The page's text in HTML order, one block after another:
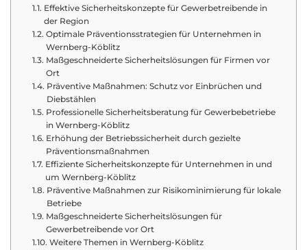
Effektive Sicherheitskonzepte für Gewerbetreibende in
der Region
Optimale Präventionsstrategien für Unternehmen in
Wernberg-Köblitz
Maßgeschneiderte Sicherheitslösungen für Firmen vor
Ort
Präventive Maßnahmen: Schutz vor Einbrüchen und
Diebstählen
Professionelle Sicherheitsberatung für Gewerbebetriebe
in Wernberg-Köblitz
Erhöhung der Betriebssicherheit durch gezielte
Präventionsmaßnahmen
Effiziente Sicherheitskonzepte für Unternehmen in und
um Wernberg-Köblitz
Präventive Maßnahmen zur Risikominimierung für lokale
Betriebe
Maßgeschneiderte Sicherheitslösungen für
Gewerbetreibende vor Ort
Weitere Themen in Wernberg-Köblitz